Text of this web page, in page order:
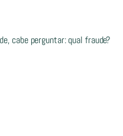
cabe perguntar: qual fraude?